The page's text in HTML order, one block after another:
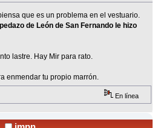
que es un problema en el vestuario.
de León de San Fernando le hizo
lastre. Hay Mir para rato.
enmendar tu propio marrón.
En línea